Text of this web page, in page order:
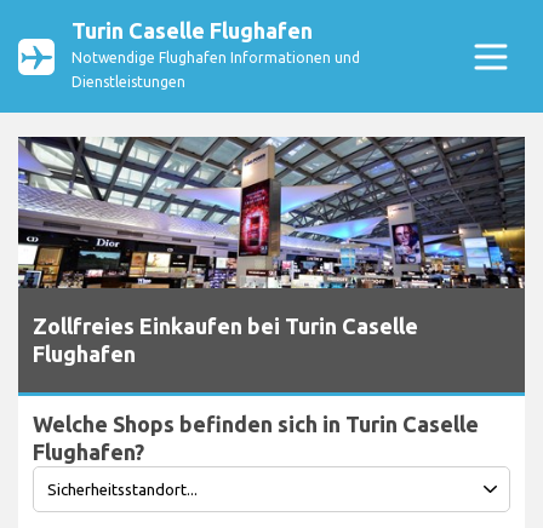
Turin Caselle Flughafen
Notwendige Flughafen Informationen und
Dienstleistungen
Zollfreies Einkaufen bei Turin Caselle
Flughafen
Welche Shops befinden sich in Turin Caselle
Flughafen?